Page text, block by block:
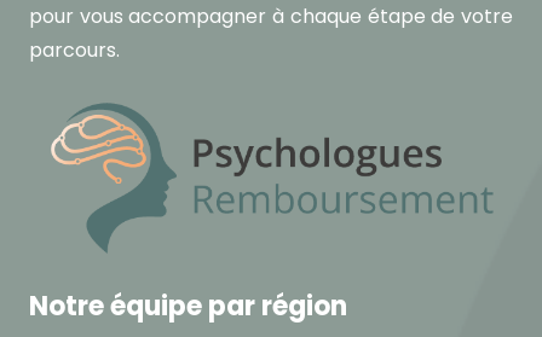
pour vous accompagner à chaque étape de votre
parcours.
Notre équipe par région